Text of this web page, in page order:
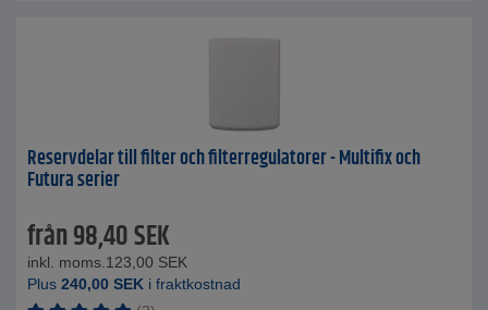
Reservdelar till filter och filterregulatorer - Multifix och
Futura serier
från98,40SEK
inkl. moms. 123,00 SEK
Plus 240,00 SEK i fraktkostnad